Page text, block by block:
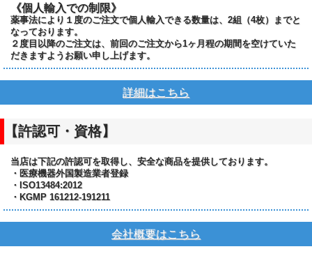
《個人輸入での制限》
薬事法により１度のご注文で個人輸入できる数量は、2組（4枚）までと
なっております。
２度目以降のご注文は、前回のご注文から1ヶ月程の期間を空けていた
だきますようお願い申し上げます。
詳細はこちら
【許認可・資格】
当店は下記の許認可を取得し、安全な商品を提供しております。
・医療機器外国製造業者登録
・ISO13484:2012
・KGMP 161212-191211
会社概要はこちら